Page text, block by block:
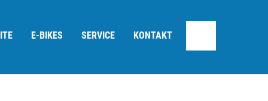
E-BIKES SERVICE KONTAKT